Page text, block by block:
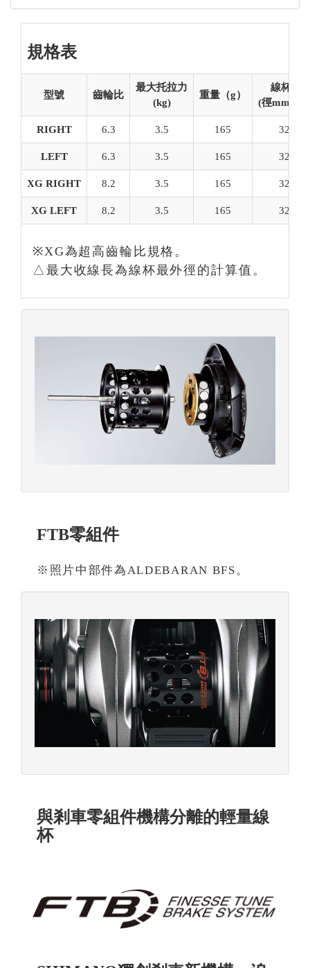
規格表
型號 齒輪比
最大托拉力
(kg)
重量（g）
線杯規
(徑mm/幅
RIGHT 6.3 3.5 165 32/22
LEFT 6.3 3.5 165 32/22
XG RIGHT 8.2 3.5 165 32/22
XG LEFT 8.2 3.5 165 32/22
※XG為超高齒輪比規格。
△最大收線長為線杯最外徑的計算值。
FTB零組件
※照片中部件為ALDEBARAN BFS。
與剎車零組件機構分離的輕量線
杯